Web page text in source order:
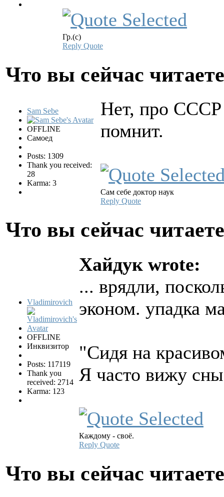
Гр.(с)
Reply Quote
Что вы сейчас
Sam Sebe
OFFLINE
Самоед
Posts: 1309
Thank you received:
28
Karma: 3
Нет, про СССР
помнит.
Сам себе доктор наук
Reply Quote
Что вы сейчас
Vladimirovich
OFFLINE
Инквизитор
Posts: 117119
Thank you
received: 2714
Karma: 123
Хайдук wrote:
... врядли,
эконом. упадка
"Сидя на
Я часто вижу
Каждому - своё.
Reply Quote
Что вы сейчас